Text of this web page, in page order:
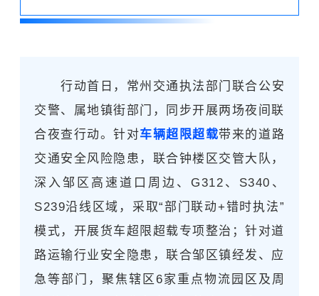
行动首日，常州交通执法部门联合公安
交警、属地镇街部门，同步开展两场夜间联
合夜查行动。针对车辆超限超载带来的道路
交通安全风险隐患，联合钟楼区交管大队，
深入邹区高速道口周边、G312、S340、
S239沿线区域，采取“部门联动+错时执法”
模式，开展货车超限超载专项整治；针对道
路运输行业安全隐患，联合邹区镇经发、应
急等部门，聚焦辖区6家重点物流园区及周